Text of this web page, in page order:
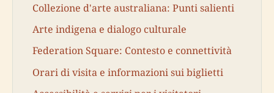
Collezione d'arte australiana: Punti salienti
Arte indigena e dialogo culturale
Federation Square: Contesto e connettività
Orari di visita e informazioni sui biglietti